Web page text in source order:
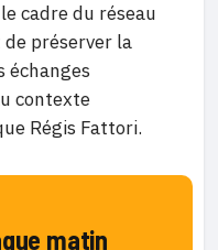
cadre du réseau
de préserver la
échanges
contexte
Régis Fattori.
matin